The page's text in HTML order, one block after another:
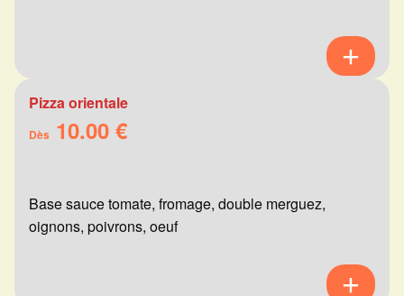
Pizza orientale
Dès 10.00 €
Base sauce tomate, fromage, double merguez,
oignons, poivrons, oeuf